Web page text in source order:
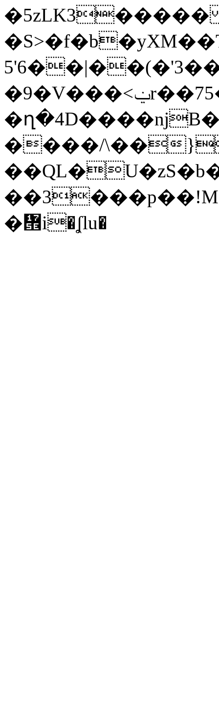
�5zLK3�����
�9�V���<ݔr��75��s.f��7�N�(�5R��Ǚ�����z
����/\��
�᝞i�ʆlu�